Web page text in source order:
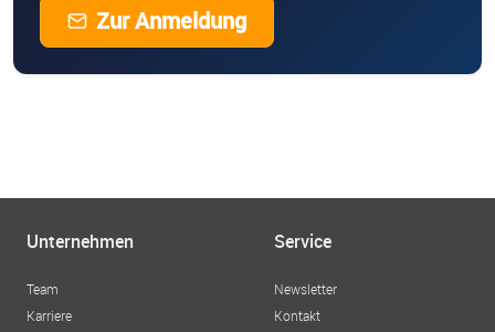
Zur Anmeldung
Unternehmen
Team
Karriere
Service
Newsletter
Kontakt